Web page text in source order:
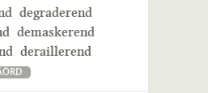
degraderend
demaskerend
deraillerend